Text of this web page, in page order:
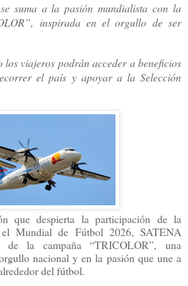
suma a la pasión mundialista con la
inspirada en el orgullo de ser
los viajeros podrán acceder a beneficios
el país y apoyar a la Selección
que despierta la participación de la
Mundial de Fútbol 2026, SATENA
de la campaña “TRICOLOR”, una
nacional y en la pasión que une a
del fútbol.